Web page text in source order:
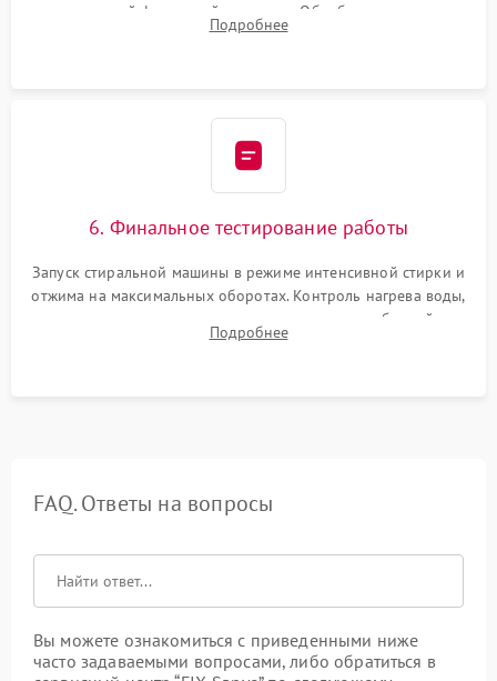
надежной фиксацией хомутами. Обработка стыков
герметиком для предотвращения возможных протечек воды.
Подробнее
6. Финальное тестирование работы
Запуск стиральной машины в режиме интенсивной стирки и
отжима на максимальных оборотах. Контроль нагрева воды,
корректности слива, отсутствия излишних вибраций,
посторонних стуков и протечек под корпусом.
Подробнее
FAQ. Ответы на вопросы
Вы можете ознакомиться с приведенными ниже
часто задаваемыми вопросами, либо обратиться в